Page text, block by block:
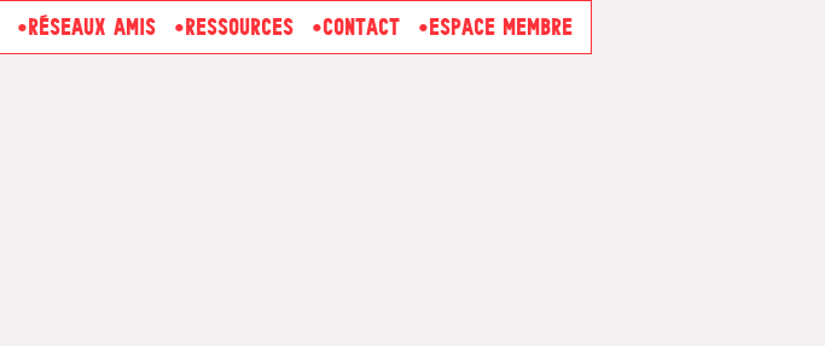
RÉSEAUX AMIS RESSOURCES CONTACT ESPACE MEMBRE